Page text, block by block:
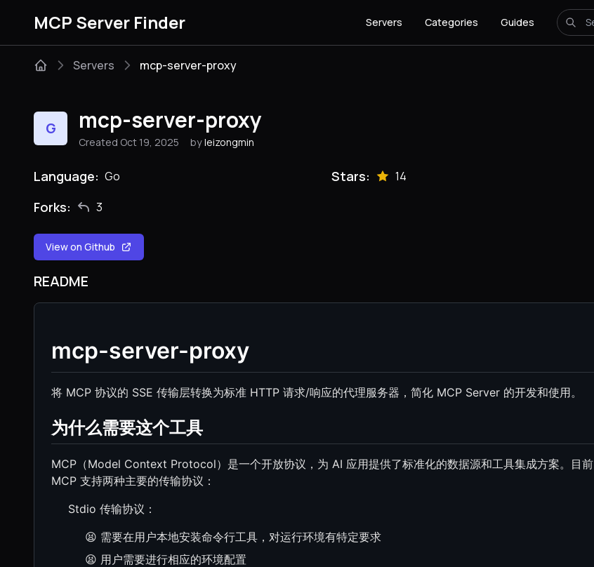
MCP Server Finder Servers Categories Guides
Servers mcp-server-proxy
G mcp-server-proxy
Created Oct 19, 2025 by leizongmin
Language: Go Stars: 14
Forks: 3
View on Github
README
mcp-server-proxy
将 MCP 协议的 SSE 传输层转换为标准 HTTP 请求/响应的代理服务器，简化 MCP Server 的开发和使用。
为什么需要这个工具
MCP（Model Context Protocol）是一个开放协议，为 AI 应用提供了标准化的数据源和工具集成方案。目前
MCP 支持两种主要的传输协议：
Stdio 传输协议：
😫 需要在用户本地安装命令行工具，对运行环境有特定要求
😫 用户需要进行相应的环境配置